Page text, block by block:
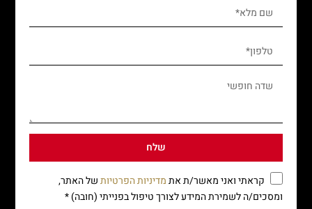
קורס צמות
קורס עולם הכימיה
קורס אומברה ובאליאז'
קורסים במקצועות היופי
קורסים איפור קבוע
קורס בניית ציפורניים ולק ג'ל
קורס לק ג'ל ומניקור
קורס הלחמת ריסים
שלח
קראתי ואני מאשר/ת אתמדיניות הפרטיותשל האתר,
ומסכים/ה לשמירת המידע לצורך טיפול בפנייתי (חובה) *